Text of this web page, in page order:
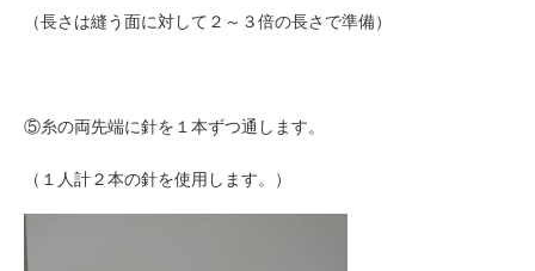
（長さは縫う面に対して２～３倍の長さで準備）
⑤糸の両先端に針を１本ずつ通します。
（１人計２本の針を使用します。）